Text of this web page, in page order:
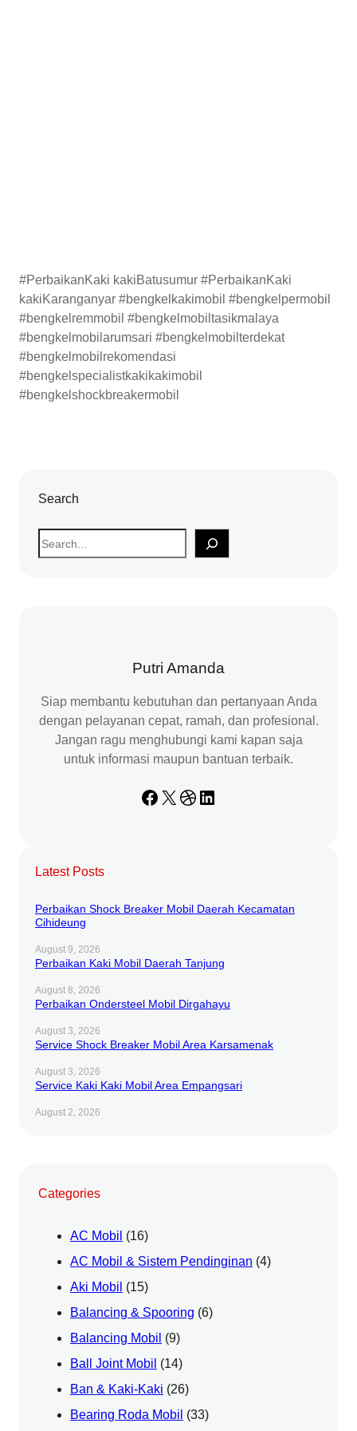
#PerbaikanKaki kakiBatusumur #PerbaikanKaki
kakiKaranganyar #bengkelkakimobil #bengkelpermobil
#bengkelremmobil #bengkelmobiltasikmalaya
#bengkelmobilarumsari #bengkelmobilterdekat
#bengkelmobilrekomendasi
#bengkelspecialistkakikakimobil
#bengkelshockbreakermobil
Search
S
e
Putri Amanda
Siap membantu kebutuhan dan pertanyaan Anda
dengan pelayanan cepat, ramah, dan profesional.
Jangan ragu menghubungi kami kapan saja
untuk informasi maupun bantuan terbaik.
Facebook X Dribbble LinkedIn
Latest Posts
Perbaikan Shock Breaker Mobil Daerah Kecamatan
Cihideung
August 9, 2026
Perbaikan Kaki Mobil Daerah Tanjung
August 8, 2026
Perbaikan Ondersteel Mobil Dirgahayu
August 3, 2026
Service Shock Breaker Mobil Area Karsamenak
August 3, 2026
Service Kaki Kaki Mobil Area Empangsari
August 2, 2026
Categories
AC Mobil (16)
AC Mobil & Sistem Pendinginan (4)
Aki Mobil (15)
Balancing & Spooring (6)
Balancing Mobil (9)
Ball Joint Mobil (14)
Ban & Kaki-Kaki (26)
Bearing Roda Mobil (33)